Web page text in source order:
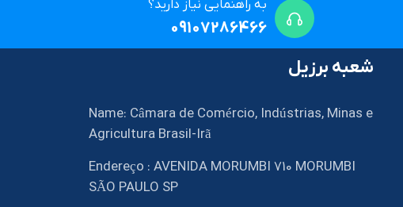
به راهنمایی نیاز دارید؟
09107286466
شعبه برزیل
Name: Câmara de Comércio, Indústrias, Minas e
Agricultura Brasil-Irã
Endereço : AVENIDA MORUMBI 710 MORUMBI
SÃO PAULO SP